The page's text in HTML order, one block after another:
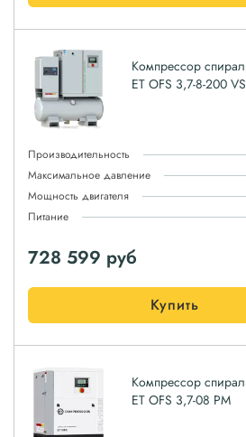
Компрессор
ET OFS 3,7-8-200
Производительность
Максимальное давление
Мощность двигателя
Питание
728 599 руб
Купить
Компрессор
ET OFS 3,7-08 PM